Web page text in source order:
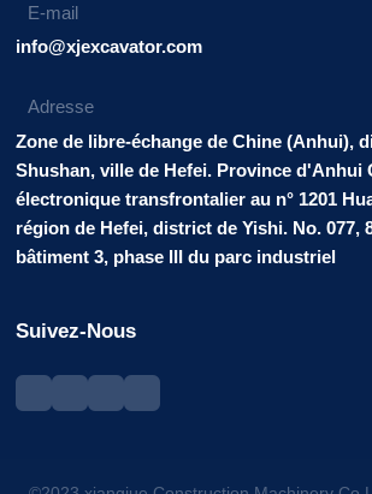
E-mail
info@xjexcavator.com
Adresse
Zone de libre-échange de Chine (Anhui),
Shushan, ville de Hefei. Province d'Anhui
électronique transfrontalier au n° 1201
région de Hefei, district de Yishi. No. 077,
bâtiment 3, phase III du parc industriel
Suivez-Nous